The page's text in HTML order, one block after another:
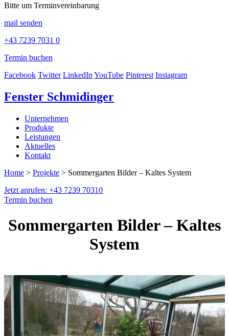
Bitte um Terminvereinbarung
mail senden
+43 7239 7031 0
Termin buchen
Facebook Twitter LinkedInYouTube Pinterest Instagram
Fenster Schmidinger
Unternehmen
Produkte
Leistungen
Aktuelles
Kontakt
Home > Projekte > Sommergarten Bilder – Kaltes System
Jetzt anrufen: +43 7239 70310
Termin buchen
Sommergarten Bilder – Kaltes
System